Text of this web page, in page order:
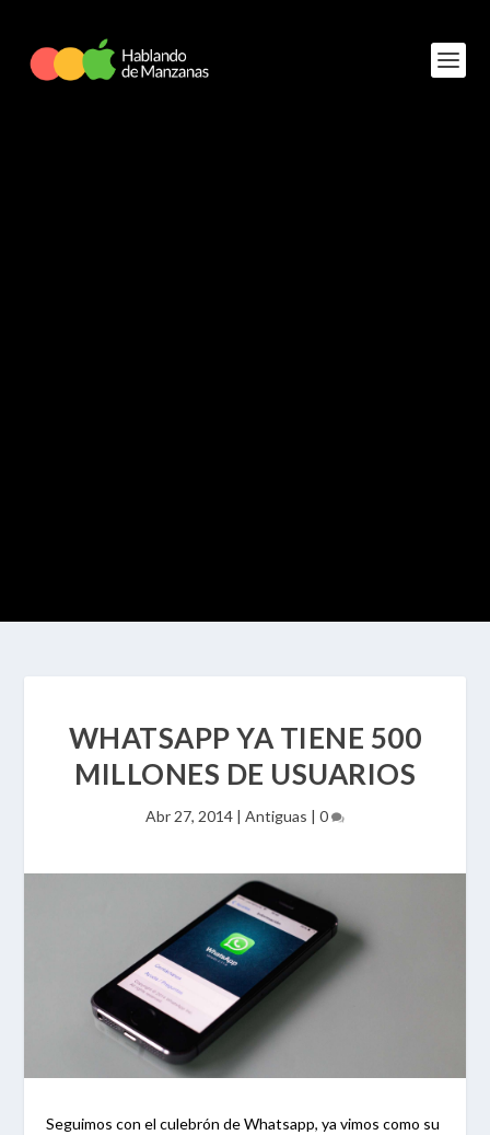
WHATSAPP YA TIENE 500
MILLONES DE USUARIOS
Abr 27, 2014 | Antiguas | 0
Seguimos con el culebrón de Whatsapp, ya vimos como su